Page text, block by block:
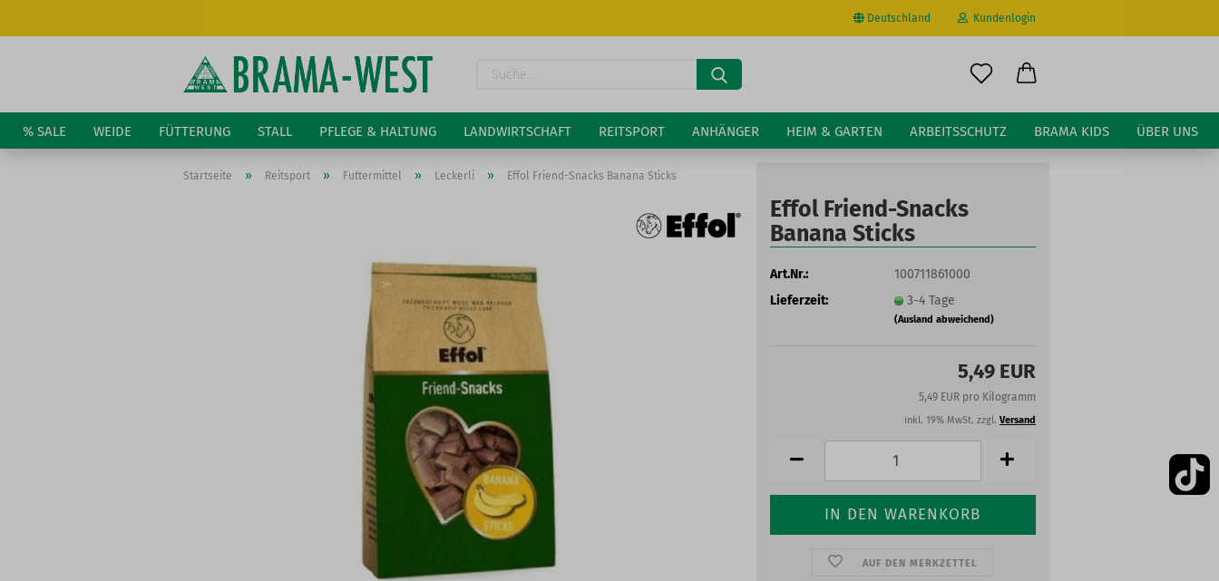
Deutschland
Lieferland
Kundenlogin
E-Mail
Konto erstellen
Passwort vergessen?
Suche...
% SALE WEIDE FÜTTERUNG STALL PFLEGE & HALTUNG LANDWIRTSCHAFT REITSPORT ANHÄNGER HEIM & GARTEN ARBEITSSCHUTZ BRAMA KIDS ÜBER UNS
Startseite » Reitsport » Futtermittel » Leckerli » Effol Friend-Snacks Banana Sticks
Effol Friend-Snacks
Banana Sticks
Art.Nr.:
100711861000
Lieferzeit:
3-4 Tage
(Ausland abweichend)
5,49 EUR
5,49 EUR pro Kilogramm
inkl. 19% MwSt. zzgl. Versand
AUF DEN MERKZETTEL